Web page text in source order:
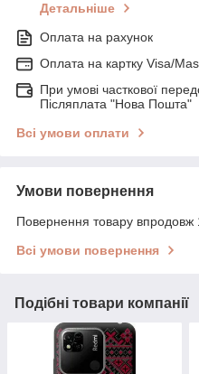
Детальніше
Оплата на рахунок
Оплата на картку Visa/
При умові часткової
Післяплата "Нова Пошта"
Всі умови оплати
Умови повернення
Повернення товару впродовж
Всі умови повернення
Подібні товари компанії